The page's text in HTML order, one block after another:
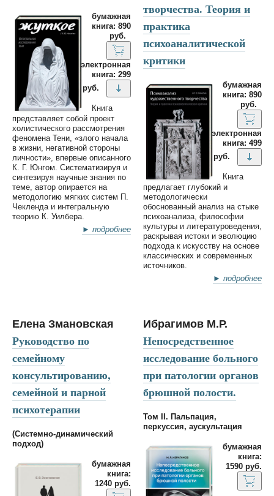
бумажная
книга: 890
руб.
электронная
книга: 299
руб.
Книга
представляет собой проект
холистического рассмотрения
феномена Тени, «злого начала
в жизни, негативной стороны
личности», впервые описанного
К. Г. Юнгом. Систематизируя и
синтезируя научные знания по
теме, автор опирается на
методологию мягких систем П.
Чекленда и интегральную
теорию К. Уилбера.
► подробнее
творчества. Теория и
практика
психоаналитической
критики
бумажная
книга: 890
руб.
электронная
книга: 499
руб.
Книга
предлагает глубокий и
методологически
обоснованный анализ на стыке
психоанализа, философии
культуры и литературоведения,
раскрывая истоки и эволюцию
подхода к искусству на основе
классических и современных
источников.
► подробнее
Елена Змановская
Руководство по
семейному
консультированию,
семейной и парной
психотерапии
(Cистемно-динамический
подход)
бумажная
книга:
1240 руб.
Ибрагимов М.Р.
Непосредственное
исследование больного
при патологии органов
брюшной полости.
Том II. Пальпация,
перкуссия, аускультация
бумажная
книга:
1590 руб.